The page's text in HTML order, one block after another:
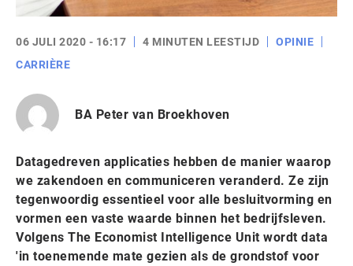
06 JULI 2020 - 16:17 4 MINUTEN LEESTIJD
OPINIE
CARRIÈRE
BA Peter van Broekhoven
Datagedreven applicaties hebben de manier waarop
we zakendoen en communiceren veranderd. Ze zijn
tegenwoordig essentieel voor alle besluitvorming en
vormen een vaste waarde binnen het bedrijfsleven.
Volgens The Economist Intelligence Unit wordt data
'in toenemende mate gezien als de grondstof voor